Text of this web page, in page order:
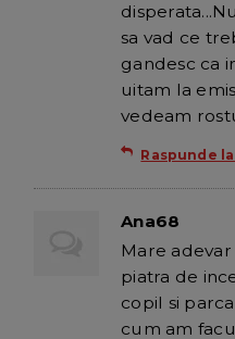
sa vad ce
gandesc ca
uitam la
vedeam
Raspunde
Ana68
Mare
piatra de
copil si
cum am